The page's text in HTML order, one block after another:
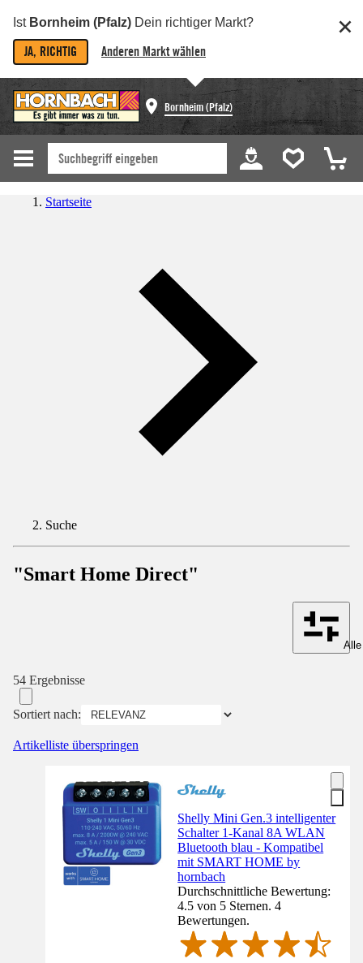
Ist Bornheim (Pfalz) Dein richtiger Markt?
JA, RICHTIG Anderen Markt wählen
Bornheim (Pfalz)
Startseite
Suche
"Smart Home Direct"
54 Ergebnisse
Sortiert nach:
Artikelliste überspringen
Shelly Mini Gen.3 intelligenter
Schalter 1-Kanal 8A WLAN
Bluetooth blau - Kompatibel
mit SMART HOME by
hornbach
Durchschnittliche Bewertung:
4.5 von 5 Sternen. 4
Bewertungen.